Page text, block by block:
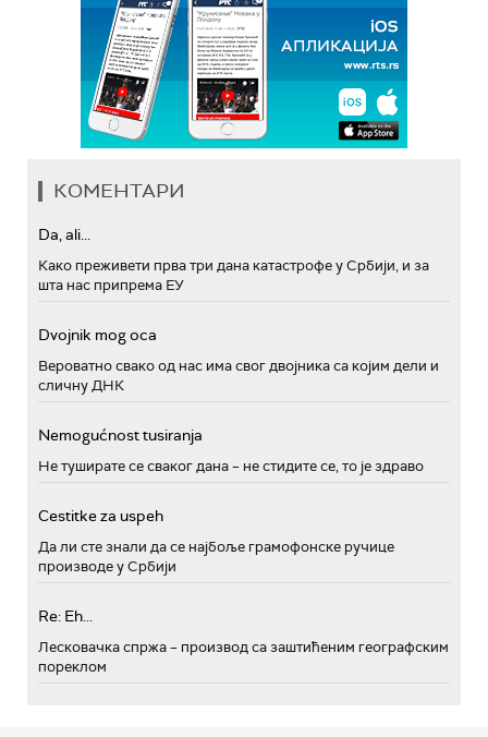
КОМЕНТАРИ
Da, ali...
Како преживети прва три дана катастрофе у Србији, и за
шта нас припрема ЕУ
Dvojnik mog oca
Вероватно свако од нас има свог двојника са којим дели и
сличну ДНК
Nemogućnost tusiranja
Не туширате се сваког дана – не стидите се, то је здраво
Cestitke za uspeh
Да ли сте знали да се најбоље грамофонске ручице
производе у Србији
Re: Eh...
Лесковачка спржа – производ са заштићеним географским
пореклом